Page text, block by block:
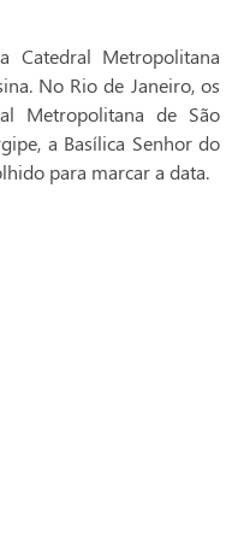
Catedral Metropolitana
No Rio de Janeiro, os
Metropolitana de São
a Basílica Senhor do
para marcar a data.